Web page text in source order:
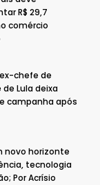
R$ 29,7
comércio
chefe de
Lula deixa
campanha após
novo horizonte
tecnologia
Por Acrísio